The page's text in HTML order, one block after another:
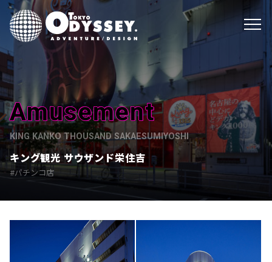
Amusement
KING KANKO THOUSAND SAKAESUMIYOSHI
キング観光 サウザンド栄住吉
パチンコ店